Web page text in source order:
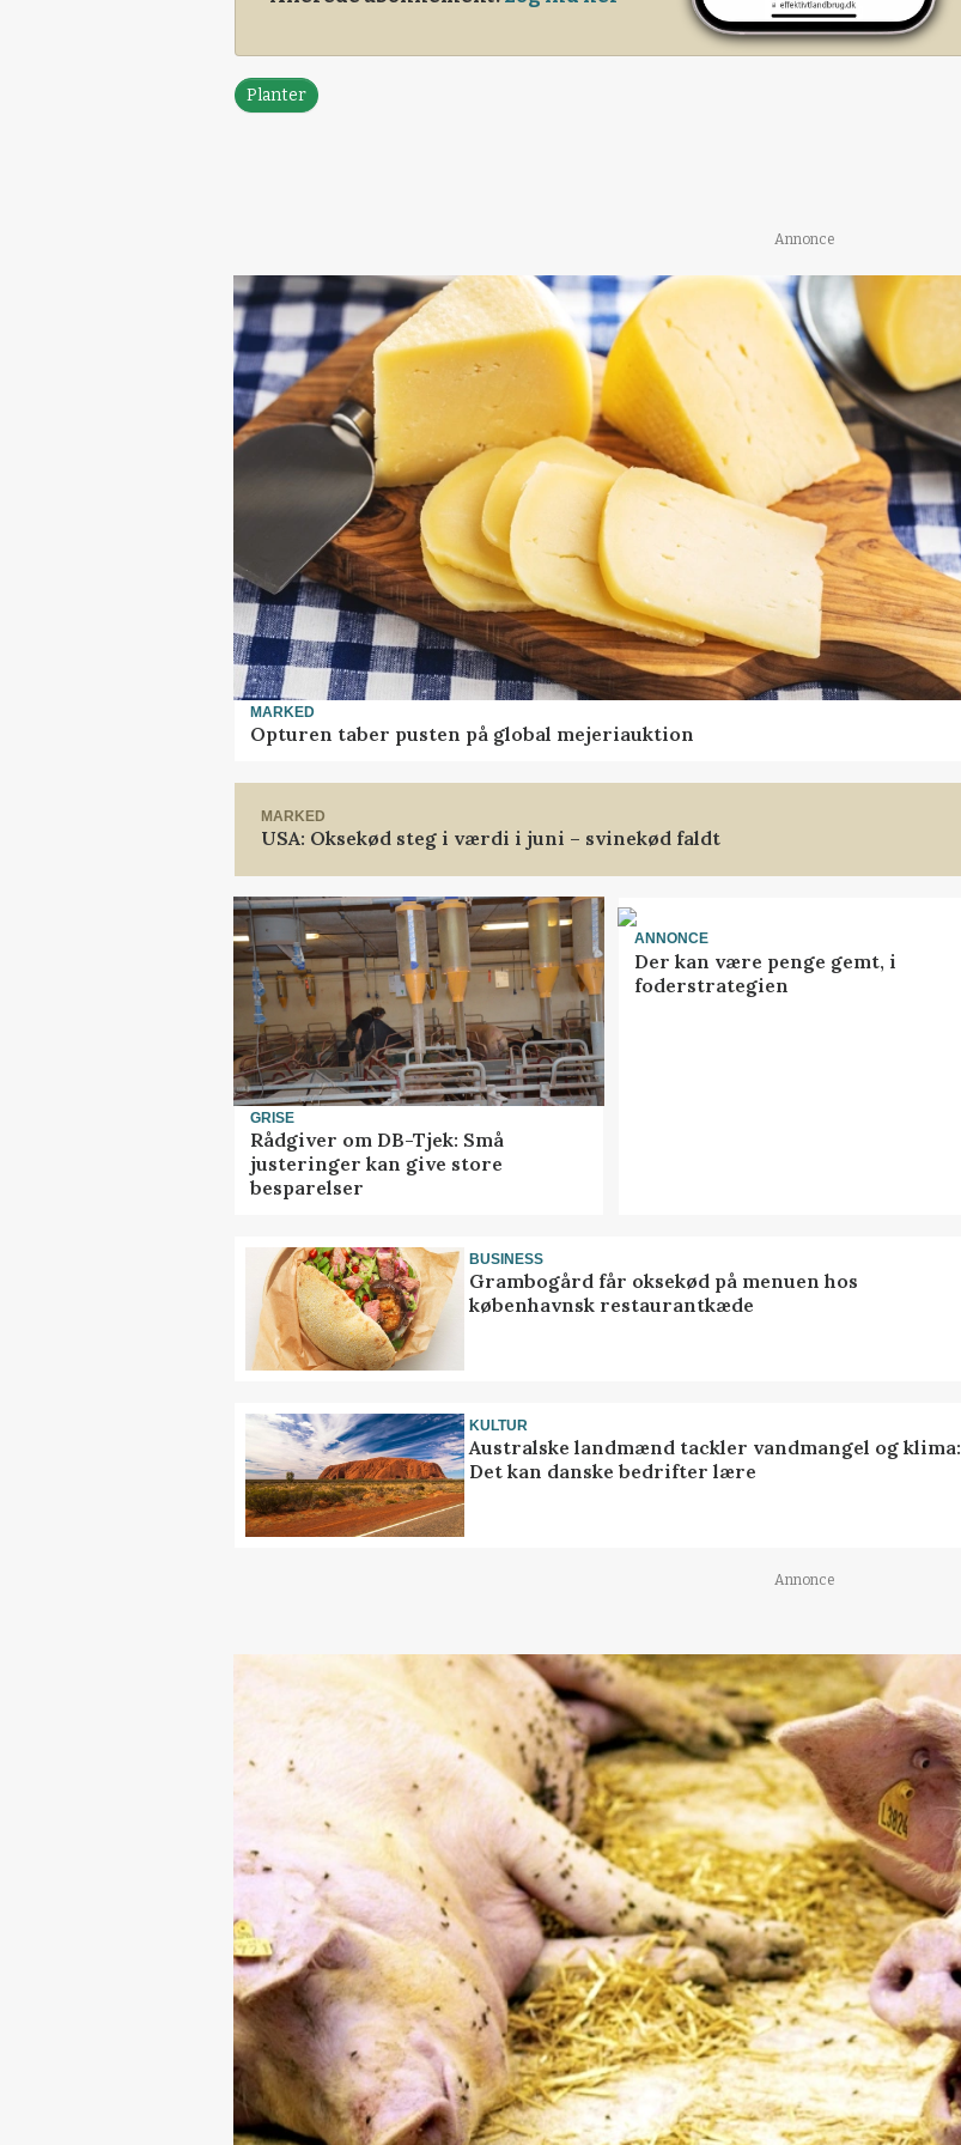
Planter
Annonce
MARKED
Opturen taber pusten på global mejeriauktion
MARKED
USA: Oksekød steg i værdi i juni – svinekød faldt
GRISE
Rådgiver om DB-Tjek: Små
justeringer kan give store
besparelser
ANNONCE
Der kan være penge gemt, i
foderstrategien
BUSINESS
Grambogård får oksekød på menuen hos
københavnsk restaurantkæde
KULTUR
Australske landmænd tackler vandmangel og klima:
Det kan danske bedrifter lære
Annonce